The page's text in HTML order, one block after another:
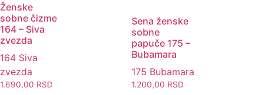
Ženske
sobne čizme
164 – Siva
zvezda
164 Siva
zvezda
1.690,00 RSD
Sena ženske
sobne
papuče 175 –
Bubamara
175 Bubamara
1.200,00 RSD